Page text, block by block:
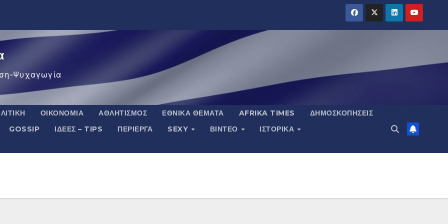
Ψυχαγωγία
ΟΙΚΟΝΟΜΊΑ ΑΘΛΗΤΙΣΜΌΣ ΕΘΝΙΚΆ ΘΈΜΑΤΑ AFRIKA TIMES
ΔΗΜΟΣΚΟΠΉΣΕΙΣ
GOSSIP ΙΔΈΕΣ – TIPS ΠΕΡΊΕΡΓΑ SEXY ΒΙΝΤΕΟ
ΙΣΤΟΡΙΚΆ